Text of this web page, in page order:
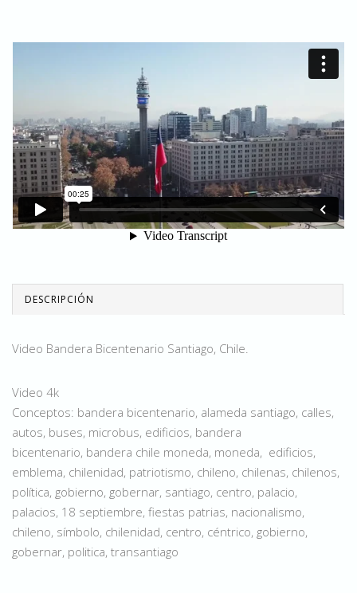
DESCRIPCIÓN
Video Bandera Bicentenario Santiago, Chile.
Video 4k
Conceptos: bandera bicentenario, alameda santiago, calles,
autos, buses, microbus, edificios, bandera
bicentenario, bandera chile moneda, moneda, edificios,
emblema, chilenidad, patriotismo, chileno, chilenas, chilenos,
política, gobierno, gobernar, santiago, centro, palacio,
palacios, 18 septiembre, fiestas patrias, nacionalismo,
chileno, símbolo, chilenidad, centro, céntrico, gobierno,
gobernar, politica, transantiago